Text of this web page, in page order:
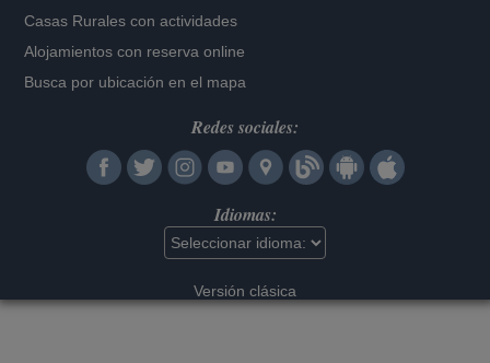
Casas Rurales con actividades
Alojamientos con reserva online
Busca por ubicación en el mapa
Redes sociales:
Idiomas:
Versión clásica